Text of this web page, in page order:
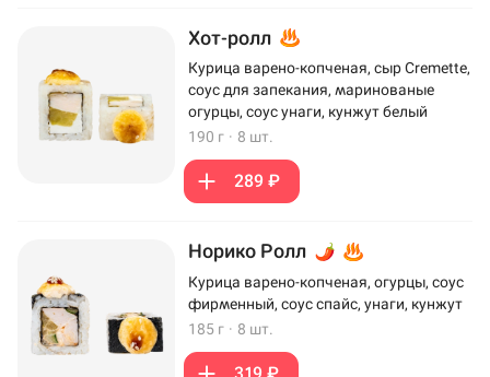
Хот-ролл
Курица варено-копченая, сыр Cremette,
соус для запекания, маринованые
огурцы, соус унаги, кунжут белый
190 г · 8 шт.
289 ₽
Норико Ролл
Курица варено-копченая, огурцы, соус
фирменный, соус спайс, унаги, кунжут
185 г · 8 шт.